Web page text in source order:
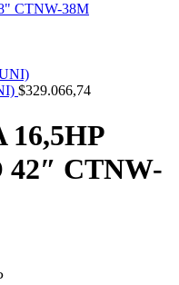
CTNW-38M
$329.066,74
16,5HP
CTNW-